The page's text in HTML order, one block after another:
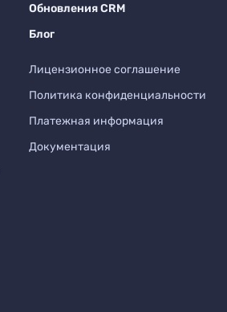
Обновления CRM
Блог
Лицензионное соглашение
Политика конфиденциальности
Платежная информация
Документация